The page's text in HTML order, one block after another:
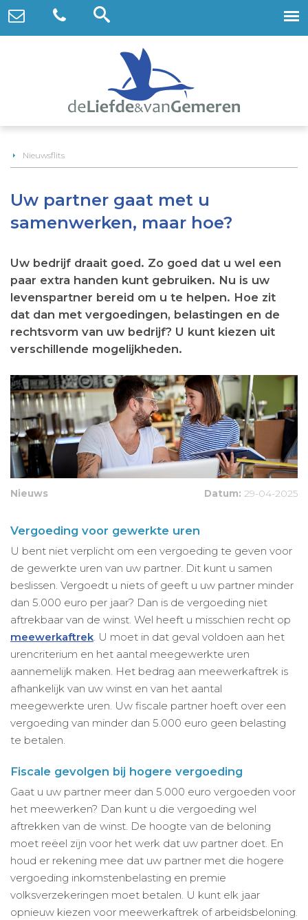
Nieuwsflits
Uw partner gaat met u
samenwerken, maar hoe?
Uw bedrijf draait goed. Zo goed dat u wel een
paar extra handen kunt gebruiken. Nu is uw
levenspartner bereid om u te helpen. Hoe zit
dat dan met vergoedingen, belastingen en de
rechtsvorm van uw bedrijf? U kunt kiezen uit
verschillende mogelijkheden.
Nieuws Datum: 29-04-2025
Vergoeding voor gewerkte uren
U bent niet verplicht om een vergoeding te geven voor
de gewerkte uren van uw partner. Dit kunt u samen
beslissen. Vergoedt u niets of geeft u uw partner minder
dan 5.000 euro per jaar? Dan is de vergoeding niet
aftrekbaar van de winst. Wel heeft u misschien recht op
meewerkaftrek. U moet in dat geval voldoen aan het
urencriterium en het aantal meegewerkte uren
aannemelijk maken. Het bedrag aan meewerkaftrek is
afhankelijk van uw winst en van het aantal
meegewerkte uren. Uw fiscale partner hoeft over een
vergoeding van minder dan 5.000 euro geen belasting
te betalen.
Fiscale gevolgen bij hogere vergoeding
Gaat u uw partner meer dan 5.000 euro vergoeden voor
het meewerken? Dan kunt u die vergoeding wel
aftrekken van de winst. De hoogte van de beloning
moet reëel zijn voor het werk dat uw partner doet. En
houd er rekening mee dat uw partner met die hogere
vergoeding inkomstenbelasting en premie
volksverzekeringen moet betalen. U kunt elk jaar
opnieuw kiezen voor meewerkaftrek of arbeidsbeloning.